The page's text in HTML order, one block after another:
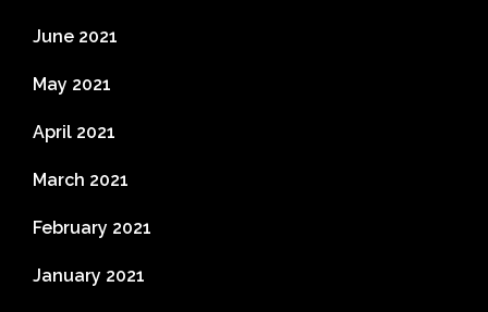
June 2021
May 2021
April 2021
March 2021
February 2021
January 2021